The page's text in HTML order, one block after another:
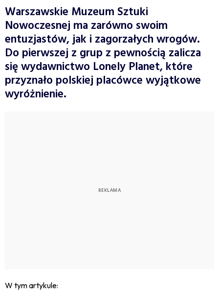
Warszawskie Muzeum Sztuki
Nowoczesnej ma zarówno swoim
entuzjastów, jak i zagorzałych wrogów.
Do pierwszej z grup z pewnością zalicza
się wydawnictwo Lonely Planet, które
przyznało polskiej placówce wyjątkowe
wyróżnienie.
W tym artykule: